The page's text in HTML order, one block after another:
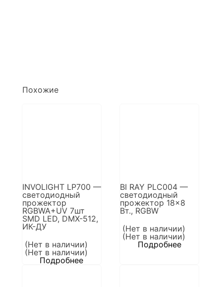
Похожие
INVOLIGHT LP700 —
светодиодный
прожектор
RGBWA+UV 7шт
SMD LED, DMX-512,
ИК-ДУ
(Нет в наличии)
(Нет в наличии)
Подробнее
BI RAY PLC004 —
светодиодный
прожектор 18×8
Вт., RGBW
(Нет в наличии)
(Нет в наличии)
Подробнее